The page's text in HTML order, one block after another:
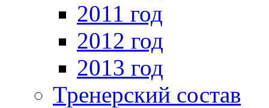
2011 год
2012 год
2013 год
Тренерский состав